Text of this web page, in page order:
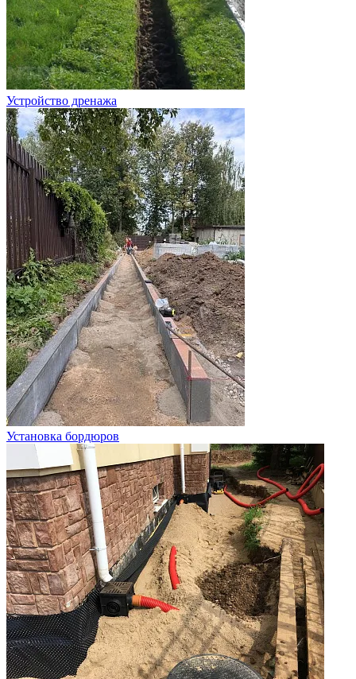
Устройство дренажа
Установка бордюров